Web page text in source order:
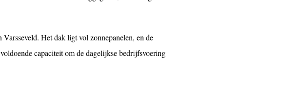
Het dak ligt vol zonnepanelen, en de
capaciteit om de dagelijkse bedrijfsvoering